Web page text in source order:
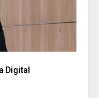
Digital